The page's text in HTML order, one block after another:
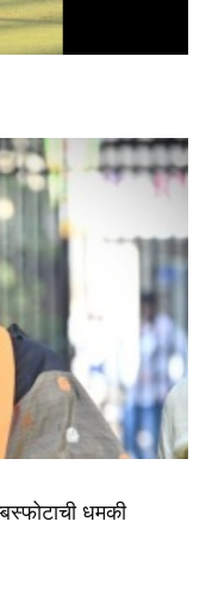
धमकी